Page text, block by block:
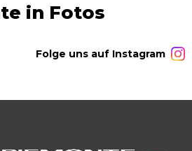
in Fotos
Folge uns auf Instagram